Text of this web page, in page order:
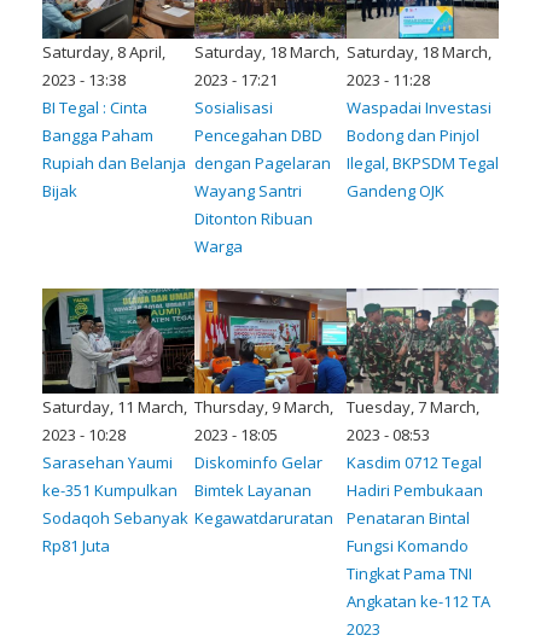
Saturday, 8 April,
2023 - 13:38
BI Tegal : Cinta
Bangga Paham
Rupiah dan Belanja
Bijak
Saturday, 18 March,
2023 - 17:21
Sosialisasi
Pencegahan DBD
dengan Pagelaran
Wayang Santri
Ditonton Ribuan
Warga
Saturday, 18 March,
2023 - 11:28
Waspadai Investasi
Bodong dan Pinjol
Ilegal, BKPSDM Tegal
Gandeng OJK
Saturday, 11 March,
2023 - 10:28
Sarasehan Yaumi
ke-351 Kumpulkan
Sodaqoh Sebanyak
Rp81 Juta
Thursday, 9 March,
2023 - 18:05
Diskominfo Gelar
Bimtek Layanan
Kegawatdaruratan
Tuesday, 7 March,
2023 - 08:53
Kasdim 0712 Tegal
Hadiri Pembukaan
Penataran Bintal
Fungsi Komando
Tingkat Pama TNI
Angkatan ke-112 TA
2023